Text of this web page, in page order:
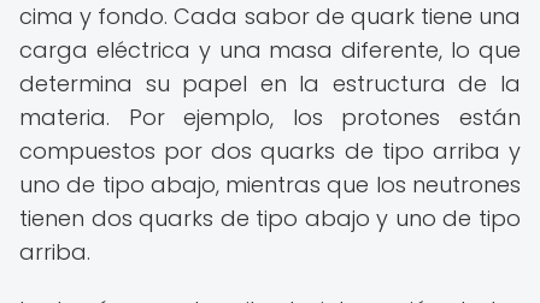
cima y fondo. Cada sabor de quark tiene una
carga eléctrica y una masa diferente, lo que
determina su papel en la estructura de la
materia. Por ejemplo, los protones están
compuestos por dos quarks de tipo arriba y
uno de tipo abajo, mientras que los neutrones
tienen dos quarks de tipo abajo y uno de tipo
arriba.